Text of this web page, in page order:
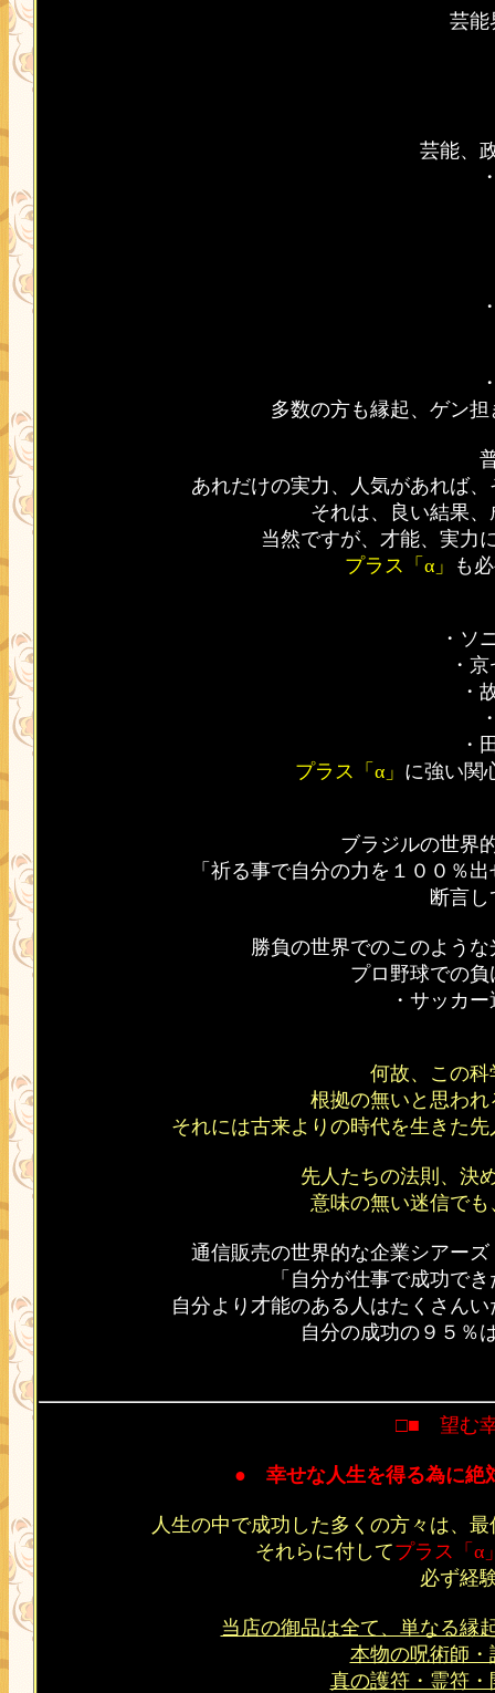
芸能
芸能、
多数の方も縁起、ゲン
あれだけの実力、人気があれば
それは、良い結果
当然ですが、才能、実力
プラス「α」
も
・ソ
・
・
・
プラス「α」 に強い関
ブラジルの世界
「祈る事で自分の力を１００％
断言
勝負の世界でのこのよう
プロ野球での
・サッカ
何故、この
根拠の無いと思わ
それには古来よりの時代を生きた
先人たちの法則、決
意味の無い迷信で
通信販売の世界的な企業シアー
「自分が仕事で成功で
自分より才能のある人はたくさん
自分の成功の９５％
□■ 望む
● 幸せな人生を得る為に絶
人生の中で成功した多くの方々は、
それらに付してプラス「α
必ず経
当店の御品は全て、単なる縁
本物の呪術師
真の護符・霊符